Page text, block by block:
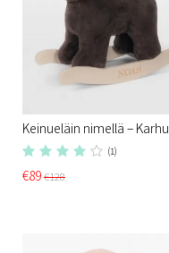
Keinueläin nimellä – Karhu
(1)
€89€128